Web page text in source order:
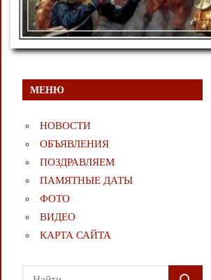
МЕНЮ
НОВОСТИ
ОБЪЯВЛЕНИЯ
ПОЗДРАВЛЯЕМ
ПАМЯТНЫЕ ДАТЫ
ФОТО
ВИДЕО
КАРТА САЙТА
Поиск